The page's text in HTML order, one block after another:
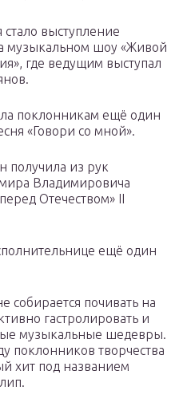
выступление
музыкальном шоу «Живой
где ведущим выступал
поклонникам ещё один
«Говори со мной».
получила из рук
Владимировича
Отечеством» II
ещё один
собирается почивать на
гастролировать и
музыкальные шедевры.
поклонников творчества
хит под названием